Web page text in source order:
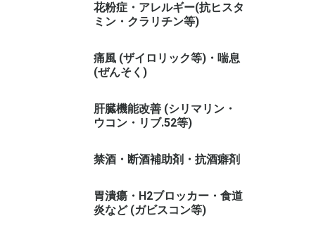
花粉症・アレルギー(抗ヒスタ
ミン・クラリチン等)
痛風 (ザイロリック等)・喘息
(ぜんそく)
肝臓機能改善 (シリマリン・
ウコン・リブ.52等)
禁酒・断酒補助剤・抗酒癖剤
胃潰瘍・H2ブロッカー・食道
炎など (ガビスコン等)